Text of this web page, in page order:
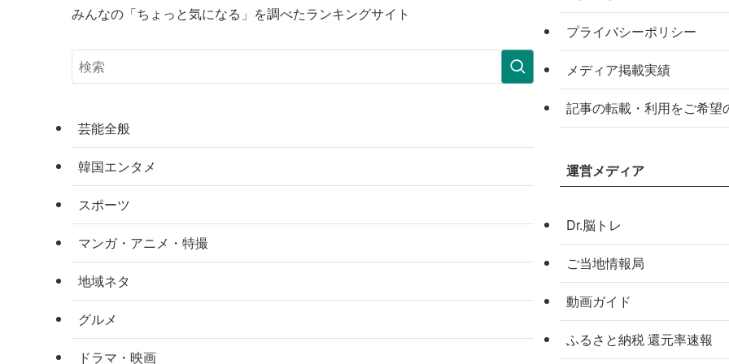
みんなの「ちょっと気になる」を調べたランキングサイト
芸能全般
韓国エンタメ
スポーツ
マンガ・アニメ・特撮
地域ネタ
グルメ
ドラマ・映画
プライバシーポリシー
メディア掲載実績
記事の転載・利用をご希望
運営メディア
Dr.脳トレ
ご当地情報局
動画ガイド
ふるさと納税 還元率速報